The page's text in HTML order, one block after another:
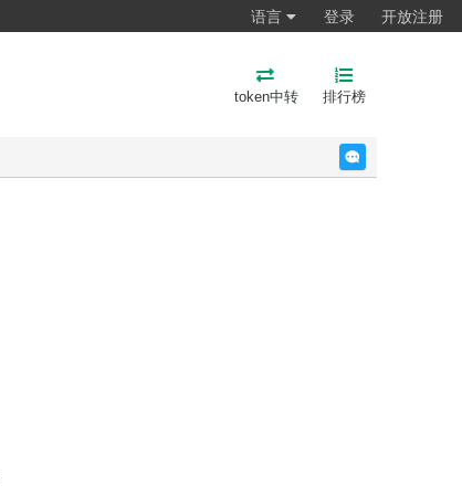
语言 登录 开放注册
token中转 排行榜